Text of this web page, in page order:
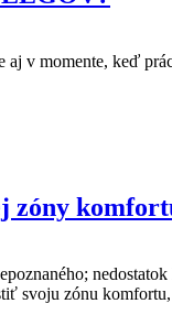
v momente, keď
zóny
svoju zónu